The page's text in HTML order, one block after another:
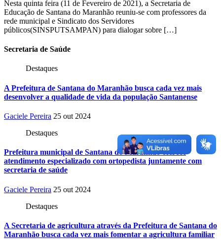
Nesta quinta feira (11 de Fevereiro de 2021), a Secretaria de
Educação de Santana do Maranhão reuniu-se com professores da
rede municipal e Sindicato dos Servidores
públicos(SINSPUTSAMPAN) para dialogar sobre […]
Secretaria de Saúde
Destaques
A Prefeitura de Santana do Maranhão busca cada vez mais
desenvolver a qualidade de vida da população Santanense
Gaciele Pereira 25 out 2024
Destaques
Prefeitura municipal de Santana do Maranhão oferece
atendimento especializado com ortopedista juntamente com
secretaria de saúde
Gaciele Pereira 25 out 2024
Destaques
A Secretaria de agricultura através da Prefeitura de Santana do
Maranhão busca cada vez mais fomentar a agricultura familiar